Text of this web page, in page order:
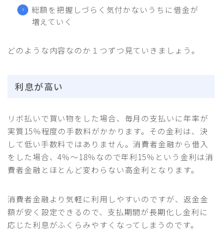
総額を把握しづらく気付かないうちに借金が
増えていく
どのような内容なのか１つずつ見ていきましょう。
利息が高い
リボ払いで買い物をした場合、毎月の支払いに年率が
実質15％程度の手数料がかかります。その金利は、決
して低い手数料ではありません。消費者金融から借入
をした場合、4％〜18％なので年利15％という金利は消
費者金融とほとんど変わらない高金利となります。
消費者金融より気軽に利用しやすいのですが、返金金
額が安く設定できるので、支払期間が長期化し金利に
応じた利息がふくらみやすくなってしまうのです。